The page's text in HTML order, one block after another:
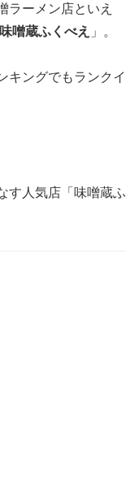
ラーメン店といえ
噌蔵ふくべえ 」。
キングでもランクイ
す人気店「味噌蔵ふ